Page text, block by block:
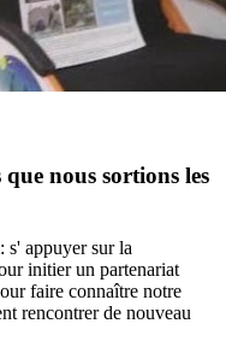
nous sortions les
appuyer sur la
initier un partenariat
faire connaître notre
rencontrer de nouveau